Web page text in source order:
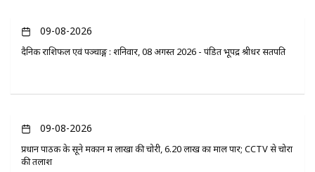
09-08-2026
दैनिक राशिफल एवं पञ्चाङ्ग : शनिवार, 08 अगस्त 2026 - पंडित भूपेंद्र श्रीधर सतपति
09-08-2026
प्रधान पाठक के सूने मकान में लाखों की चोरी, 6.20 लाख का माल पार; CCTV से चोरों
की तलाश